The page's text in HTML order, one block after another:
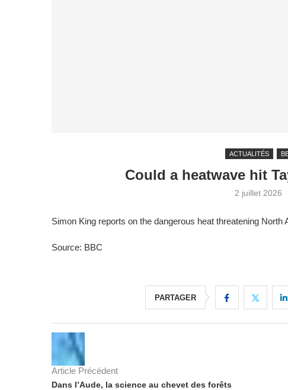
ACTUALITÉS
Could a heatwave hit
2 juillet 2026
Simon King reports on the dangerous heat threatening North
Source: BBC
PARTAGER
Article Précédent
Dans l’Aude, la science au chevet des forêts